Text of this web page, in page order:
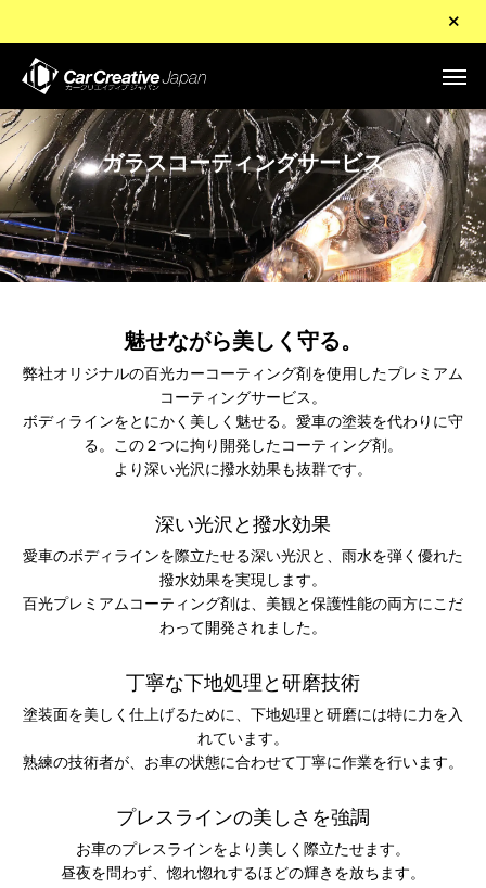
ガラスコーティングサービス
魅せながら美しく守る。
弊社オリジナルの百光カーコーティング剤を使用したプレミアム
コーティングサービス。
ボディラインをとにかく美しく魅せる。愛車の塗装を代わりに守
る。この２つに拘り開発したコーティング剤。
より深い光沢に撥水効果も抜群です。
深い光沢と撥水効果
愛車のボディラインを際立たせる深い光沢と、雨水を弾く優れた
撥水効果を実現します。
百光プレミアムコーティング剤は、美観と保護性能の両方にこだ
わって開発されました。
丁寧な下地処理と研磨技術
塗装面を美しく仕上げるために、下地処理と研磨には特に力を入
れています。
熟練の技術者が、お車の状態に合わせて丁寧に作業を行います。
プレスラインの美しさを強調
お車のプレスラインをより美しく際立たせます。
昼夜を問わず、惚れ惚れするほどの輝きを放ちます。